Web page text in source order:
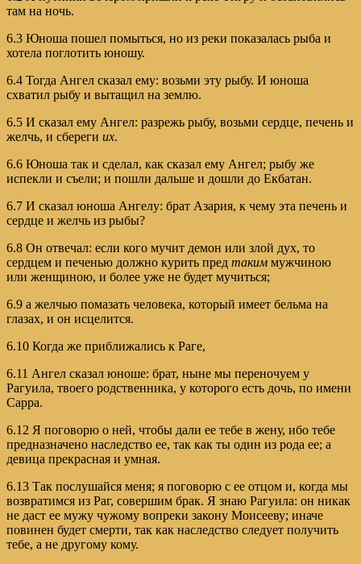
там на ночь.
6.3 Юноша пошел помыться, но из реки показалась рыба и
хотела поглотить юношу.
6.4 Тогда Ангел сказал ему: возьми эту рыбу. И юноша
схватил рыбу и вытащил на землю.
6.5 И сказал ему Ангел: разрежь рыбу, возьми сердце, печень и
желчь, и сбереги их.
6.6 Юноша так и сделал, как сказал ему Ангел; рыбу же
испекли и съели; и пошли дальше и дошли до Екбатан.
6.7 И сказал юноша Ангелу: брат Азария, к чему эта печень и
сердце и желчь из рыбы?
6.8 Он отвечал: если кого мучит демон или злой дух, то
сердцем и печенью должно курить пред таким мужчиною
или женщиною, и более уже не будет мучиться;
6.9 а желчью помазать человека, который имеет бельма на
глазах, и он исцелится.
6.10 Когда же приближались к Раге,
6.11 Ангел сказал юноше: брат, ныне мы переночуем у
Рагуила, твоего родственника, у которого есть дочь, по имени
Сарра.
6.12 Я поговорю о ней, чтобы дали ее тебе в жену, ибо тебе
предназначено наследство ее, так как ты один из рода ее; а
девица прекрасная и умная.
6.13 Так послушайся меня; я поговорю с ее отцом и, когда мы
возвратимся из Раг, совершим брак. Я знаю Рагуила: он никак
не даст ее мужу чужому вопреки закону Моисееву; иначе
повинен будет смерти, так как наследство следует получить
тебе, а не другому кому.